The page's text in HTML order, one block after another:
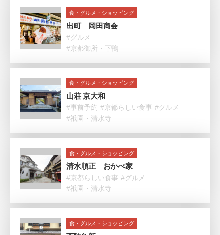
食・グルメ・ショッピング
出町 岡田商会
#グルメ
#京都御所・下鴨
食・グルメ・ショッピング
山荘 京大和
#事前予約 #京都らしい食事 #グルメ
#祇園・清水寺
食・グルメ・ショッピング
清水順正 おかべ家
#京都らしい食事 #グルメ
#祇園・清水寺
食・グルメ・ショッピング